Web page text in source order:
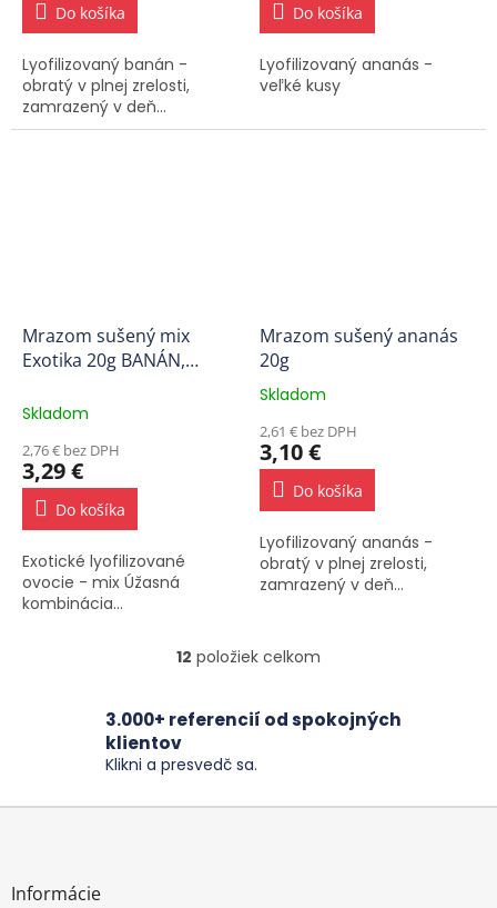
Do košíka
Lyofilizovaný banán -
obratý v plnej zrelosti,
zamrazený v deň...
Do košíka
Lyofilizovaný ananás -
veľké kusy
Mrazom sušený mix
Exotika 20g BANÁN,
Skladom
2,76 € bez DPH
3,29 €
Do košíka
Exotické lyofilizované
ovocie - mix Úžasná
kombinácia...
Mrazom sušený ananás
20g
Priemerné
produktu
je
5,0
hviezdičiek.
Skladom
2,61 € bez DPH
3,10 €
Do košíka
Lyofilizovaný ananás -
obratý v plnej zrelosti,
zamrazený v deň...
O
l
á
a
i
12 položiek celkom
3.000+ referencií od spokojných
klientov
Klikni a presvedč sa.
Z
Informácie